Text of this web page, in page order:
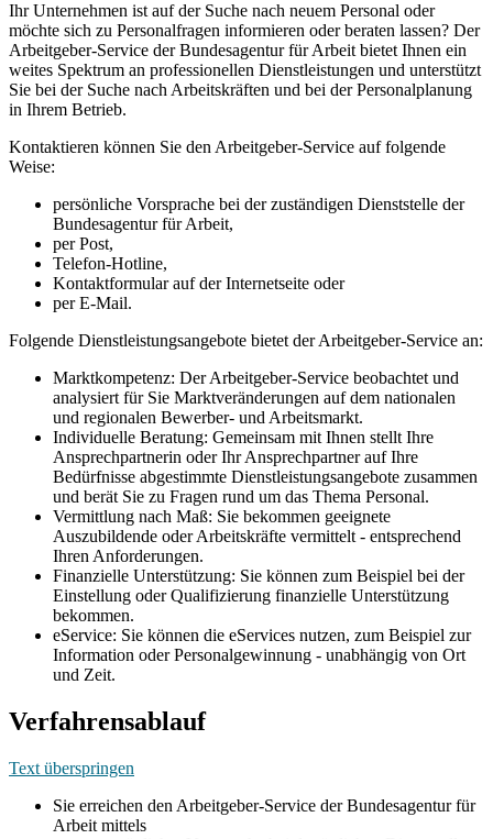
Ihr Unternehmen ist auf der Suche nach neuem Personal oder
möchte sich zu Personalfragen informieren oder beraten lassen? Der
Arbeitgeber-Service der Bundesagentur für Arbeit bietet Ihnen ein
weites Spektrum an professionellen Dienstleistungen und unterstützt
Sie bei der Suche nach Arbeitskräften und bei der Personalplanung
in Ihrem Betrieb.
Kontaktieren können Sie den Arbeitgeber-Service auf folgende
Weise:
persönliche Vorsprache bei der zuständigen Dienststelle der
Bundesagentur für Arbeit,
per Post,
Telefon-Hotline,
Kontaktformular auf der Internetseite oder
per E-Mail.
Folgende Dienstleistungsangebote bietet der Arbeitgeber-Service an:
Marktkompetenz: Der Arbeitgeber-Service beobachtet und
analysiert für Sie Marktveränderungen auf dem nationalen
und regionalen Bewerber- und Arbeitsmarkt.
Individuelle Beratung: Gemeinsam mit Ihnen stellt Ihre
Ansprechpartnerin oder Ihr Ansprechpartner auf Ihre
Bedürfnisse abgestimmte Dienstleistungsangebote zusammen
und berät Sie zu Fragen rund um das Thema Personal.
Vermittlung nach Maß: Sie bekommen geeignete
Auszubildende oder Arbeitskräfte vermittelt - entsprechend
Ihren Anforderungen.
Finanzielle Unterstützung: Sie können zum Beispiel bei der
Einstellung oder Qualifizierung finanzielle Unterstützung
bekommen.
eService: Sie können die eServices nutzen, zum Beispiel zur
Information oder Personalgewinnung - unabhängig von Ort
und Zeit.
Verfahrensablauf
Text überspringen
Sie erreichen den Arbeitgeber-Service der Bundesagentur für
Arbeit mittels